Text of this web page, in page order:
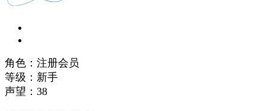
角色：注册会员
等级：新手
声望： 38